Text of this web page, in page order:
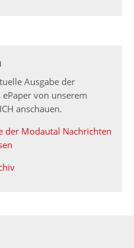
Ausgabe der
von unserem
anschauen.
der Modautal Nachrichten